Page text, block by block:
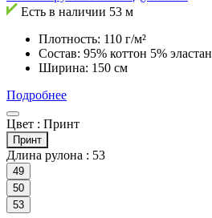
Есть в наличии 53 м
Плотность: 110 г/м²
Состав: 95% коттон 5% эластан
Ширина: 150 см
Подробнее
Цвет : Принт
Принт
Длина рулона : 53
49
50
53